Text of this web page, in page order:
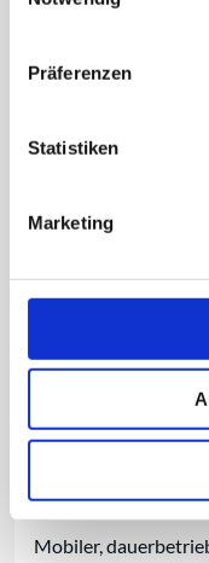
Präferenzen
Statistiken
Marketing
Trockensauger für
Mobiler,